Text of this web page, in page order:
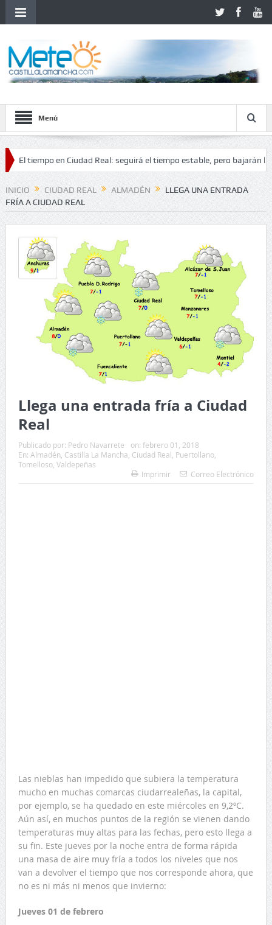
Menú
en Ciudad Real: seguirá el tiempo estable, pero bajarán las
INICIO CIUDAD REAL ALMADÉN
LLEGA UNA ENTRADA
FRÍA A CIUDAD REAL
Llega una entrada fría a Ciudad
Real
Publicado por: Pedro Navarrete on: febrero 01, 2018
En: Almadén Castilla La Mancha Ciudad Real Puertollano,
Tomelloso, Valdepeñas
Imprimir
Correo Electrónico
Las nieblas han impedido que subiera la temperatura
mucho en muchas comarcas ciudarrealeñas, la capital,
por ejemplo, se ha quedado en este miércoles en 9,2ºC.
Aún así, en muchos puntos de la región se vienen dando
temperaturas muy altas para las fechas, pero esto llega a
su fin. Este jueves por la noche entra de forma rápida
una masa de aire muy fría a todos los niveles que nos
van a devolver el tiempo que nos corresponde ahora, que
no es ni más ni menos que invierno:
Jueves 01 de febrero